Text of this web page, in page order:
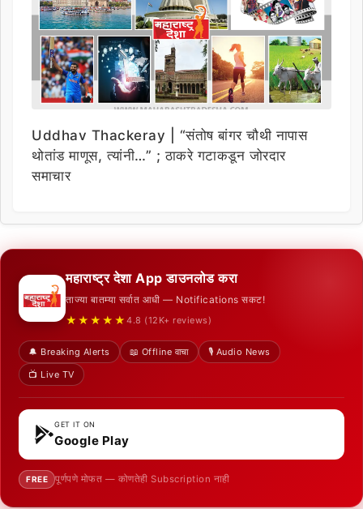
Uddhav Thackeray | “संतोष बांगर चौथी नापास
थोतांड माणूस, त्यांनी…” ; ठाकरे गटाकडून जोरदार
समाचार
महाराष्ट्र देशा App डाउनलोड करा
ताज्या बातम्या सर्वात आधी — Notifications सकट!
★★★★★ 4.8 (12K+ reviews)
🔔 Breaking Alerts 📖 Offline वाचा
🎙️ Audio News
📺 Live TV
GET IT ON
Google Play
FREE पूर्णपणे मोफत — कोणतेही Subscription नाही